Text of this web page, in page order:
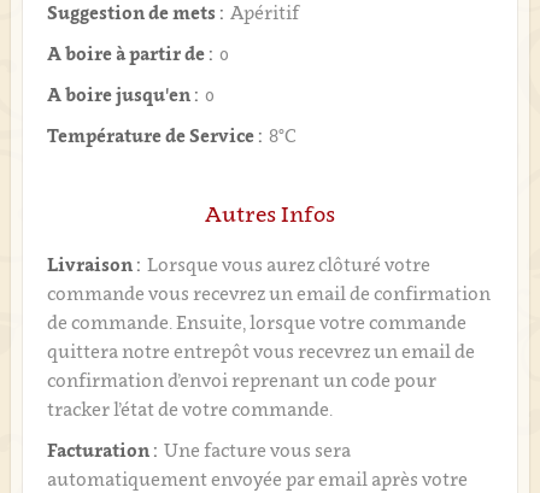
Suggestion de mets : Apéritif
A boire à partir de : 0
A boire jusqu'en : 0
Température de Service : 8°C
Autres Infos
Livraison : Lorsque vous aurez clôturé votre
commande vous recevrez un email de confirmation
de commande. Ensuite, lorsque votre commande
quittera notre entrepôt vous recevrez un email de
confirmation d’envoi reprenant un code pour
tracker l’état de votre commande.
Facturation : Une facture vous sera
automatiquement envoyée par email après votre